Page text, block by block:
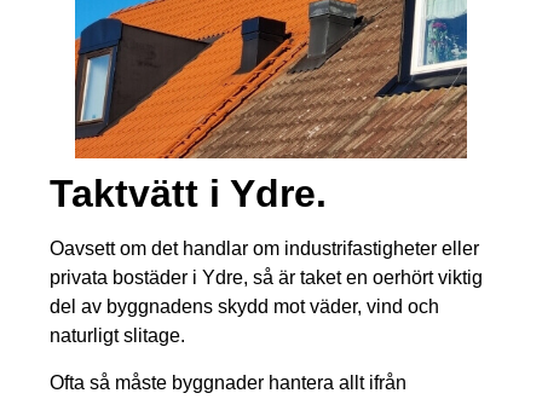
Taktvätt i Ydre.
Oavsett om det handlar om industrifastigheter eller
privata bostäder i Ydre, så är taket en oerhört viktig
del av byggnadens skydd mot väder, vind och
naturligt slitage.
Ofta så måste byggnader hantera allt ifrån